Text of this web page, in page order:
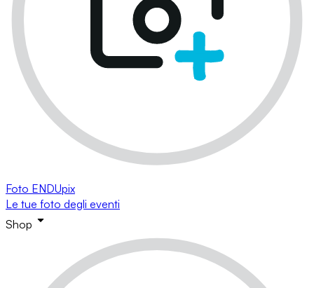
Foto ENDUpix
Le tue foto degli eventi
Shop